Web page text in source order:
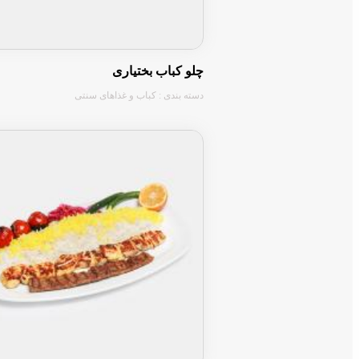
چلو گردن گوسفندی
چلو ماهی شیر سوخاری
چلو کباب ماهی شیر
چلو ماهی قزل آلا سوخاری
چلو کباب بختیاری
دسته بندی : کباب و غذاهای سنتی